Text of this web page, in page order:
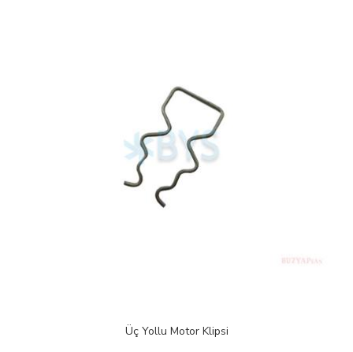
Baymak Ariston Üç Yollu Motor 72N 220V Beyaz